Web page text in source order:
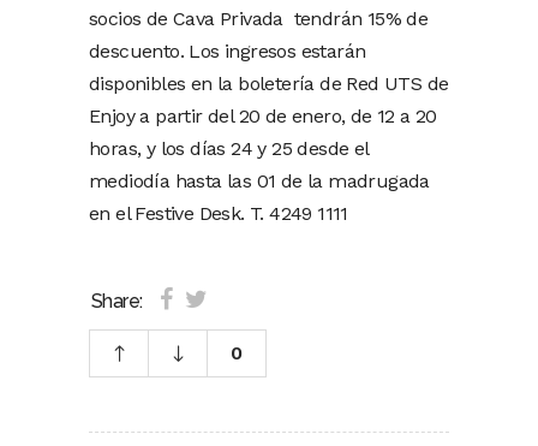
socios de Cava Privada tendrán 15% de
descuento. Los ingresos estarán
disponibles en la boletería de Red UTS de
Enjoy a partir del 20 de enero, de 12 a 20
horas, y los días 24 y 25 desde el
mediodía hasta las 01 de la madrugada
en el Festive Desk. T. 4249 1111
Share:
0